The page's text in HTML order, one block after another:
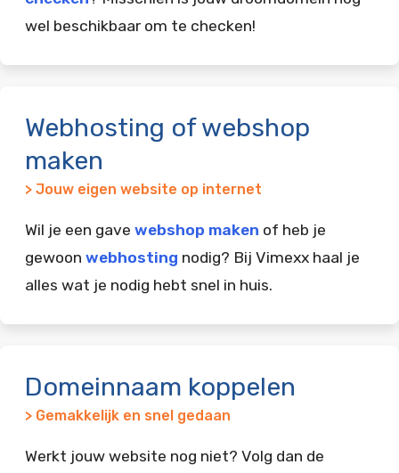
wel beschikbaar om te checken!
Webhosting of webshop
maken
> Jouw eigen website op internet
Wil je een gave webshop maken of heb je
gewoon webhosting nodig? Bij Vimexx haal je
alles wat je nodig hebt snel in huis.
Domeinnaam koppelen
> Gemakkelijk en snel gedaan
Werkt jouw website nog niet? Volg dan de